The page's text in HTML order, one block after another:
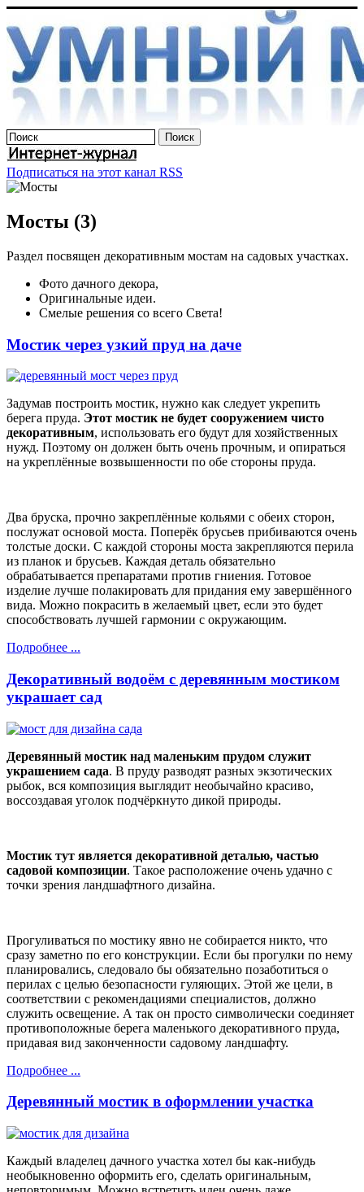
Подписаться на этот канал RSS
Мосты (3)
Раздел посвящен декоративным мостам на садовых участках.
Фото дачного декора,
Оригинальные идеи.
Смелые решения со всего Света!
Мостик через узкий пруд на даче
Задумав построить мостик, нужно как следует укрепить
берега пруда. Этот мостик не будет сооружением чисто
декоративным, использовать его будут для хозяйственных
нужд. Поэтому он должен быть очень прочным, и опираться
на укреплённые возвышенности по обе стороны пруда.
Два бруска, прочно закреплённые кольями с обеих сторон,
послужат основой моста. Поперёк брусьев прибиваются очень
толстые доски. С каждой стороны моста закрепляются перила
из планок и брусьев. Каждая деталь обязательно
обрабатывается препаратами против гниения. Готовое
изделие лучше полакировать для придания ему завершённого
вида. Можно покрасить в желаемый цвет, если это будет
способствовать лучшей гармонии с окружающим.
Подробнее ...
Декоративный водоём с деревянным мостиком
украшает сад
Деревянный мостик над маленьким прудом служит
украшением сада. В пруду разводят разных экзотических
рыбок, вся композиция выглядит необычайно красиво,
воссоздавая уголок подчёркнуто дикой природы.
Мостик тут является декоративной деталью, частью
садовой композиции. Такое расположение очень удачно с
точки зрения ландшафтного дизайна.
Прогуливаться по мостику явно не собирается никто, что
сразу заметно по его конструкции. Если бы прогулки по нему
планировались, следовало бы обязательно позаботиться о
перилах с целью безопасности гуляющих. Этой же цели, в
соответствии с рекомендациями специалистов, должно
служить освещение. А так он просто символически соединяет
противоположные берега маленького декоративного пруда,
придавая вид законченности садовому ландшафту.
Подробнее ...
Деревянный мостик в оформлении участка
Каждый владелец дачного участка хотел бы как-нибудь
необыкновенно оформить его, сделать оригинальным,